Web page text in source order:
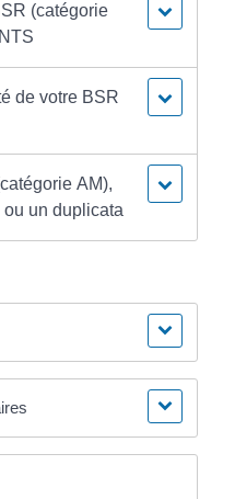
(catégorie
de votre BSR
AM),
un duplicata